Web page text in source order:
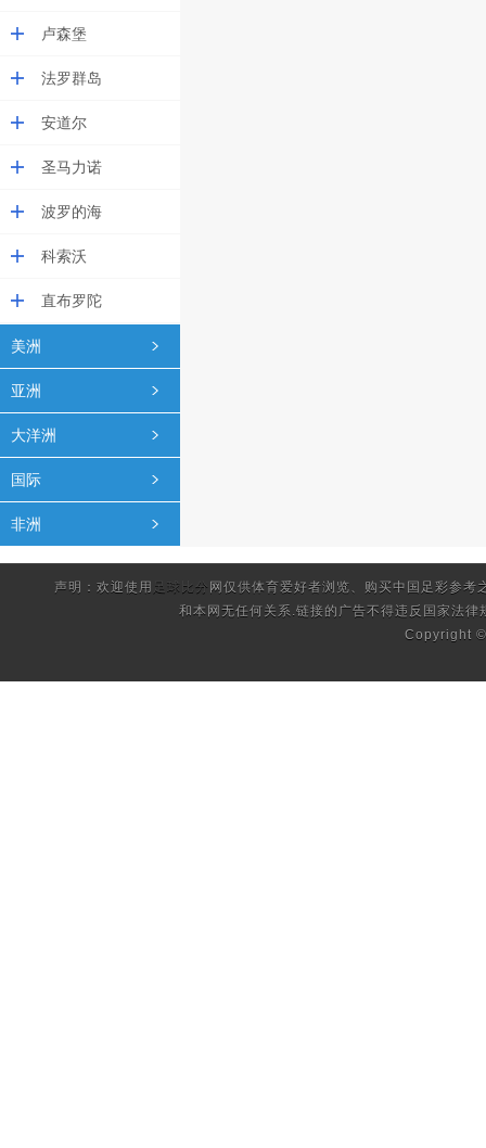
卢森堡
法罗群岛
安道尔
圣马力诺
波罗的海
科索沃
直布罗陀
美洲
亚洲
大洋洲
国际
非洲
声明：欢迎使用 足球比分 网仅供体育爱好者浏览、购买中国足彩参
和本网无任何关系.链接的广告不得违反国家法律
Copyright